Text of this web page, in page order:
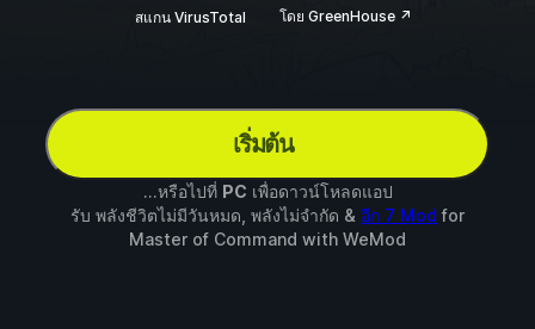
สแกน VirusTotal โดย GreenHouse ↗
เริ่มต้น
...หรือไปที่ PC เพื่อดาวน์โหลดแอป
รับ พลังชีวิตไม่มีวันหมด, พลังไม่จำกัด & อีก 7 Mod for
Master of Command with WeMod